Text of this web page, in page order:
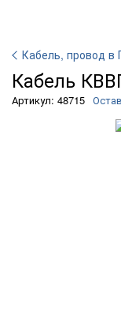
Кабель, провод в
Кабель
Артикул: 48715